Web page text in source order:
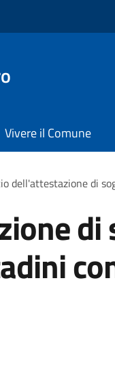
Vivere il Comune
dell'attestazione di
di